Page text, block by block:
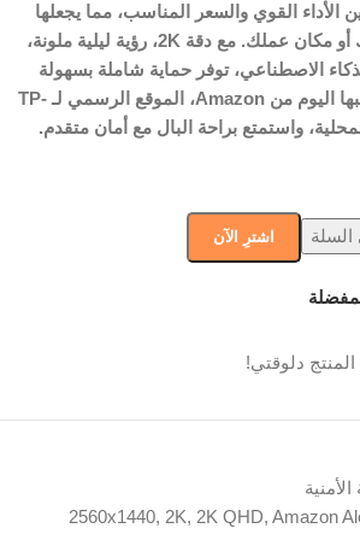
الأداء القوي والسعر المناسب، مما يجعلها
خيارًا مثاليًا لتأمين منزلك أو مكان عملك. مع دقة 2K، رؤية ليلية ملونة،
الاصطناعي، توفر حماية شاملة بسهولة
استخدام لا مثيل لها. اطلبها اليوم من Amazon، الموقع الرسمي لـ TP-
السلة اشترِ الآن
دلوقتي!
2560x1440, 2K, 2K QHD, Amazon